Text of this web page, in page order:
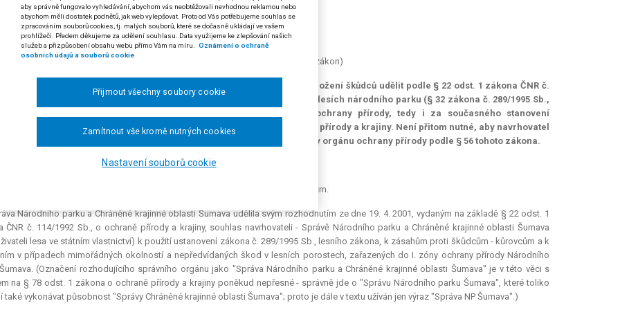
1 a § 56 zákona ČNR č. 114/1992 Sb., o ochraně přírody a krajiny
č. 289/1995 Sb., o lesích a o změně a doplnění některých zákonů (lesní zákon)
národního parku jako orgán ochrany přírody může v případě přemnožení škůdců udělit podle § 22 odst. 1 zákona ČNR č.
Sb., o ochraně přírody a krajiny, souhlas k mimořádným opatřením v lesích národního parku (§ 32 zákona č. 289/1995 Sb.,
zákona) za současného stanovení podmínek sledujících zájmy ochrany přírody, tedy i za současného stanovení
podmínek podle § 49 a § 50 zákona ČNR č. 114/1992 Sb., o ochraně přírody a krajiny. Není přitom nutné, aby navrhovatel
k řízení jako podklad rozhodnutí Ministerstva životního prostředí coby orgánu ochrany přírody podle § 56 tohoto zákona.
Nejvyššího správního soudu ze dne 16. 7. 2004, čj. 5 A 151/2001-56)
D. proti Ministerstvu životního prostředí o souhlas k zásahům proti škůdcům.
Národního parku a Chráněné krajinné oblasti Šumava udělila svým rozhodnutím ze dne 19. 4. 2001, vydaným na základě § 22 odst. 1
ČNR č. 114/1992 Sb., o ochraně přírody a krajiny, souhlas navrhovateli - Správě Národního parku a Chráněné krajinné oblasti Šumava
lesa ve státním vlastnictví) k použití ustanovení zákona č. 289/1995 Sb., lesního zákona, k zásahům proti škůdcům - kůrovcům a k
v případech mimořádných okolností a nepředvídaných škod v lesních porostech, zařazených do I. zóny ochrany přírody Národního
(Označení rozhodujícího správního orgánu jako "Správa Národního parku a Chráněné krajinné oblasti Šumava" je v této věci s
na § 78 odst. 1 zákona o ochraně přírody a krajiny poněkud nepřesné - správně jde o "Správu Národního parku Šumava", které toliko
také vykonávat působnost "Správy Chráněné krajinné oblasti Šumava"; proto je dále v textu užíván jen výraz "Správa NP Šumava".)
aby správně fungovalo vyhledávání, abychom vás neobtěžovali nevhodnou reklamou nebo
abychom měli dostatek podnětů, jak web vylepšovat. Proto od Vás potřebujeme souhlas se
zpracováním souborů cookies, tj. malých souborů, které se dočasně ukládají ve vašem
prohlížeči. Předem děkujeme za udělení souhlasu. Data využijeme ke zlepšování našich
služeb a přizpůsobení obsahu webu přímo Vám na míru.
Oznámení o ochraně
osobních údajů a souborů cookie
Nastavení souborů cookie
Zamítnout vše kromě nutných cookies
Přijmout všechny soubory cookie